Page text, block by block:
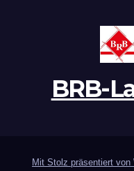
BRB-
Mit Stolz präsentiert von